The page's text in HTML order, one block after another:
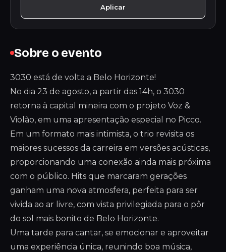
Sobre o evento
3030 está de volta a Belo Horizonte!
No dia 23 de agosto, a partir das 14h, o 3030
retorna à capital mineira com o projeto Voz &
Violão, em uma apresentação especial no Picco.
Em um formato mais intimista, o trio revisita os
maiores sucessos da carreira em versões acústicas,
proporcionando uma conexão ainda mais próxima
com o público. Hits que marcaram gerações
ganham uma nova atmosfera, perfeita para ser
vivida ao ar livre, com vista privilegiada para o pôr
do sol mais bonito de Belo Horizonte.
Uma tarde para cantar, se emocionar e aproveitar
uma experiência única, reunindo boa música,
Aplicar